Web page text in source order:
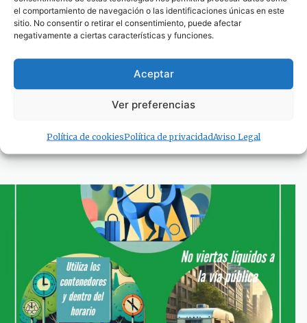
el comportamiento de navegación o las identificaciones únicas en este
sitio. No consentir o retirar el consentimiento, puede afectar
negativamente a ciertas características y funciones.
Aceptar
Ver preferencias
Política de cookiesPolítica de privacidadAviso Legal
Ya hay finalistas del concurso escolar de
postales navideñas del área municipal de
Educación
13 de diciembre de 2024